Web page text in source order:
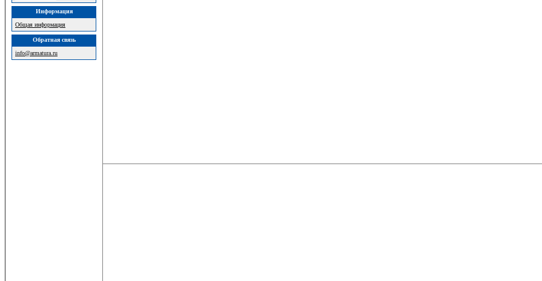
Информация
Общая информация
Обратная связь
info@armatura.ru